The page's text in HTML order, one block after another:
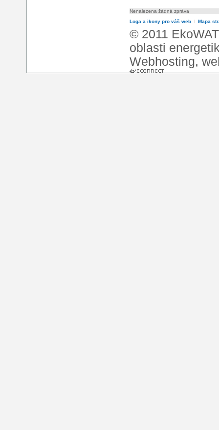
Nenalezena žádná zpráva
Loga a ikony pro váš web l Mapa
© 2011
oblasti
Webhosting,